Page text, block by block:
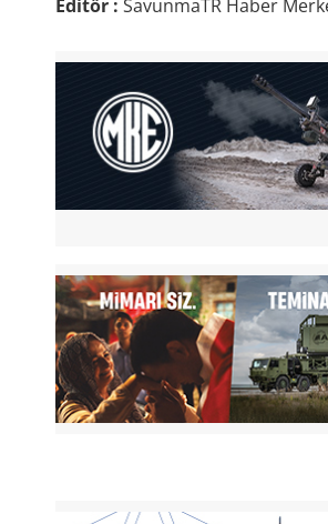
Editör : SavunmaTR Haber